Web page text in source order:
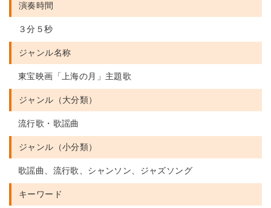
演奏時間
３分５秒
ジャンル名称
東宝映画「上海の月」主題歌
ジャンル（大分類）
流行歌・歌謡曲
ジャンル（小分類）
歌謡曲、流行歌、シャンソン、ジャズソング
キーワード